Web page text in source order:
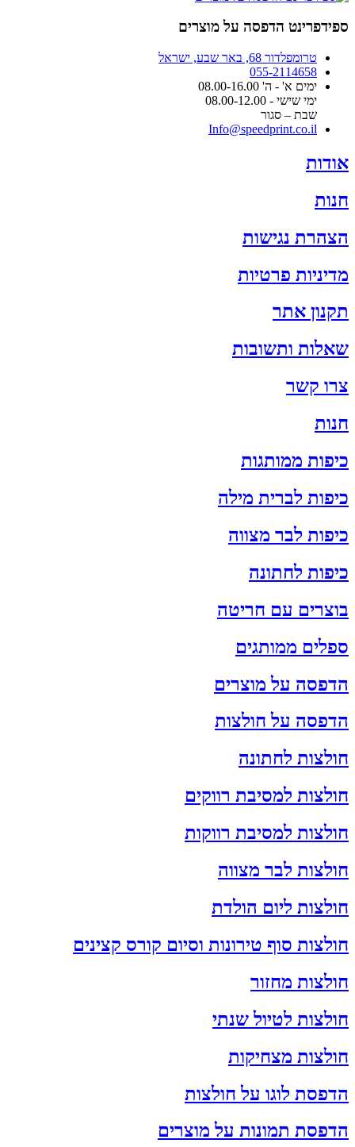
המוצר
ספידפרינט הדפסה על מוצרים
טרומפלדור 68, באר שבע, ישראל
055-2114658
ימים א' - ה' 08.00-16.00
ימי שישי - 08.00-12.00
שבת – סגור
Info@speedprint.co.il
אודות
חנות
הצהרת נגישות
מדיניות פרטיות
תקנון אתר
שאלות ותשובות
צרו קשר
חנות
כיפות ממותגות
כיפות לברית מילה
כיפות לבר מצווה
כיפות לחתונה
בוצרים עם חריטה
ספלים ממותגים
הדפסה על מוצרים
הדפסה על חולצות
חולצות לחתונה
חולצות למסיבת רווקים
חולצות למסיבת רווקות
חולצות לבר מצווה
חולצות ליום הולדת
חולצות סוף טירונות וסיום קורס קצינים
חולצות מחזור
חולצות לטיול שנתי
חולצות מצחיקות
הדפסת לוגו על חולצות
הדפסת תמונות על מוצרים